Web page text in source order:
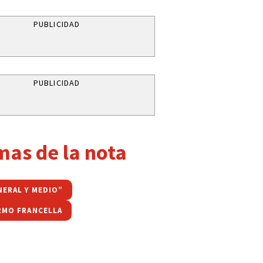
PUBLICIDAD
PUBLICIDAD
de la nota
Y MEDIO”
FRANCELLA